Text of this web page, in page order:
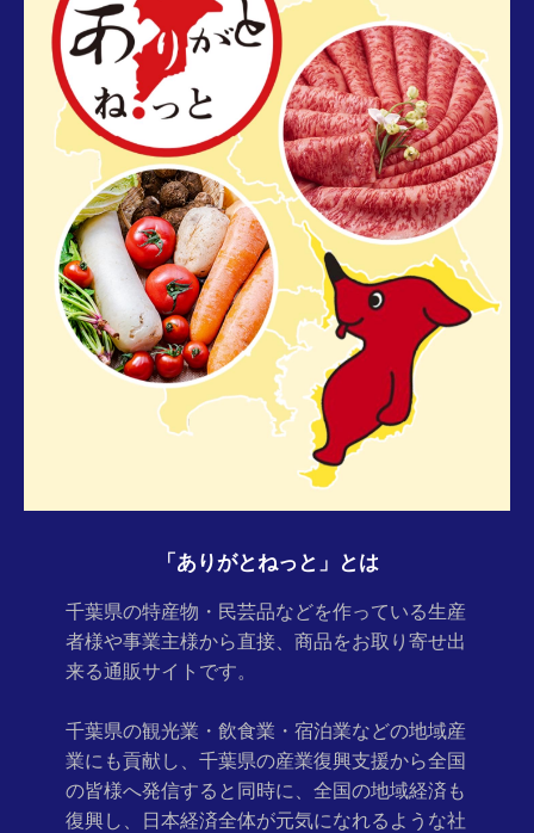
「ありがとねっと」とは
千葉県の特産物・民芸品などを作っている生産
者様や事業主様から直接、商品をお取り寄せ出
来る通販サイトです。
千葉県の観光業・飲食業・宿泊業などの地域産
業にも貢献し、千葉県の産業復興支援から全国
の皆様へ発信すると同時に、全国の地域経済も
復興し、日本経済全体が元気になれるような社